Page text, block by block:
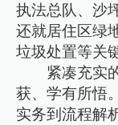
执法总队、沙
还就居住区绿
垃圾处置等关
紧凑充实
获、学有所悟
实务到流程解